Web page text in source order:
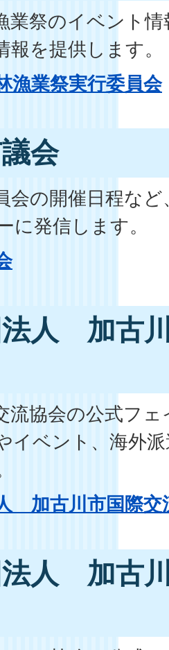
業祭のイベント
報を提供します。
漁業祭実行委員会
会
会の開催日程な
に発信します。
人 加古
流協会の公式フ
イベント、海外
加古川市国際交
人 加古